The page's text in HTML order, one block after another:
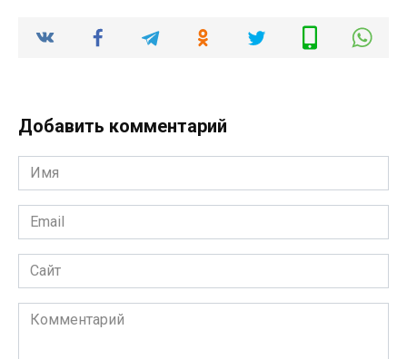
Добавить комментарий
Имя
*
Email
*
Сайт
Комментарий